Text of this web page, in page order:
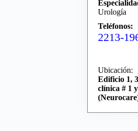
Urología
Teléfonos:
2213-
Ubicación:
Edificio 1,
clínica # 1